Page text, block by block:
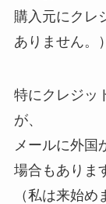
購入元にクレ
ありません。）
特にクレジッ
が、
メールに外国
場合もありま
（私は来始め